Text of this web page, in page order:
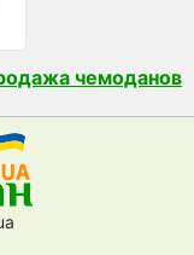
чемоданов